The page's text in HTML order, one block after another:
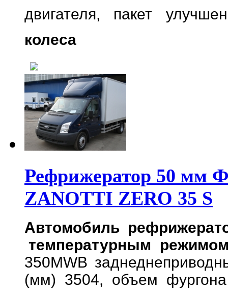
двигателя, пакет
колеса
Рефрижератор 50 мм
ZANOTTI ZERO 35 S
Автомобиль
температурным
350MWB
(мм) 3504, объем